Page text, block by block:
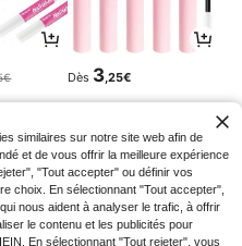
Dès 3,25€
similaires sur notre site web afin de
et de vous offrir la meilleure expérience
"Tout accepter" ou définir vos
choix. En sélectionnant "Tout accepter",
nous aident à analyser le trafic, à offrir
le contenu et les publicités pour
En sélectionnant "Tout rejeter", vous